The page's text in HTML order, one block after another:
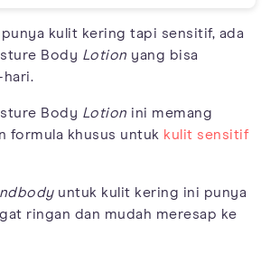
kulit kering tapi sensitif, ada
Body Lotion yang bisa
hari.
Body Lotion ini memang
formula khusus untuk kulit sensitif
untuk kulit kering ini punya
ringan dan mudah meresap ke